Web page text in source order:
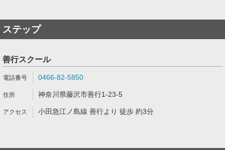
ステップ
善行スクール
0466-82-5850
神奈川県藤沢市善行1-23-5
小田急江ノ島線 善行より 徒歩 約3分